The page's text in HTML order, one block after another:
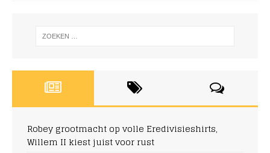
Robey grootmacht op volle Eredivisieshirts,
Willem II kiest juist voor rust